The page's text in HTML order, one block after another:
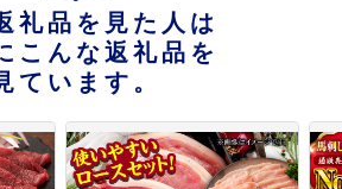
礼品を見た人は
こんな返礼品を
ています。